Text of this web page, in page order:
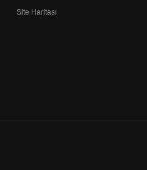
Site Haritası